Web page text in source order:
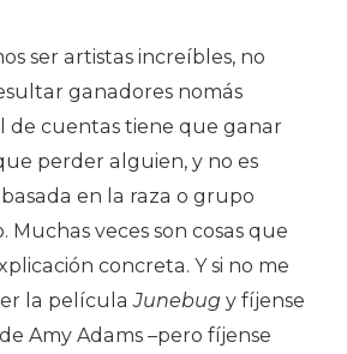
ser artistas increíbles, no
ganadores nomás
de cuentas tiene que ganar
perder alguien, y no es
en la raza o grupo
Muchas veces son cosas que
concreta. Y si no me
la películaJunebug y fíjense
Amy Adams –pero fíjense